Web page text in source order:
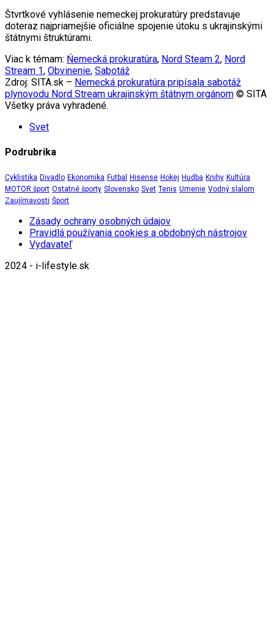
Štvrtkové vyhlásenie nemeckej prokuratúry predstavuje
doteraz najpriamejšie oficiálne spojenie útoku s ukrajinskými
štátnymi štruktúrami.
Viac k témam: Ńemecká prokuratúra, Nord Steam 2, Nord
Stream 1, Obvinenie, Sabotáž
Zdroj: SITA.sk – Nemecká prokuratúra pripísala sabotáž
plynovodu Nord Stream ukrajinským štátnym orgánom © SITA
Všetky práva vyhradené.
Svet
Podrubrika
Cyklistika Divadlo Ekonomika Futbal Hisense Hokej Hudba Knihy Kultúra
MOTOR šport Ostatné športy Slovensko Svet Tenis Umenie Vodný slalom
Zaujímavosti Šport
Zásady ochrany osobných údajov
Pravidlá používania cookies a obdobných nástrojov
Vydavateľ
2024 - i-lifestyle.sk